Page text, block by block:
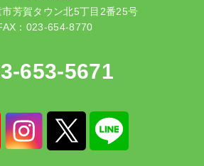
市芳賀タウン北5丁目2番25号
：023-654-8770
653-5671